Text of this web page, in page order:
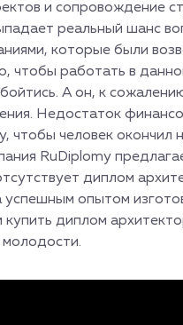
и сопровождение
реальный шанс
которые были
чтобы работать в
А он, к
Недостаток
чтобы человек окончил
RuDiplomy
диплом
опытом
диплом
молодости.